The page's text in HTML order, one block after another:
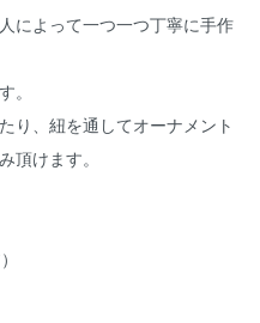
によって一つ一つ丁寧に手作
。
り、紐を通してオーナメント
頂けます。